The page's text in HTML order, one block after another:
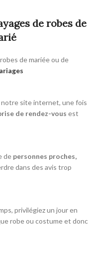
de robes de
de mariée ou de
notre site internet, une fois
de rendez-vous est
de personnes proches,
dans des avis trop
privilégiez un jour en
robe ou costume et donc